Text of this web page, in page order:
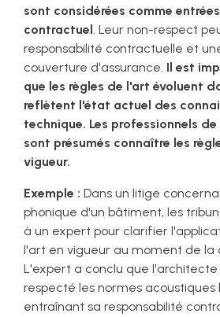
sont considérées comme
contractuel . Leur non-respect
responsabilité contractuelle et
couverture d'assurance. Il est
que les règles de l'art évoluent
reflètent l'état actuel des
technique. Les professionnels
sont présumés connaître les
vigueur.
Exemple : Dans un litige
phonique d'un bâtiment, les
à un expert pour clarifier
l'art en vigueur au moment de la
L'expert a conclu que l'architecte
respecté les normes acoustiques
entraînant sa responsabilité